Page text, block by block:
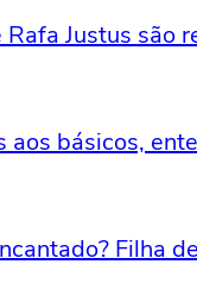
Justus são
básicos,
Filha